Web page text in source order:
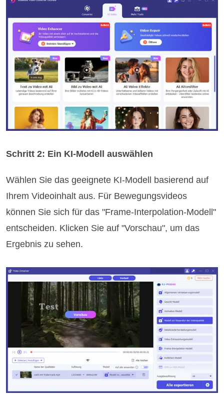
Schritt 2: Ein KI-Modell auswählen
Wählen Sie das geeignete KI-Modell basierend auf
Ihrem Videoinhalt aus. Für Bewegungsvideos
können Sie sich für das "Frame-Interpolation-Modell"
entscheiden. Klicken Sie auf "Vorschau", um das
Ergebnis zu sehen.